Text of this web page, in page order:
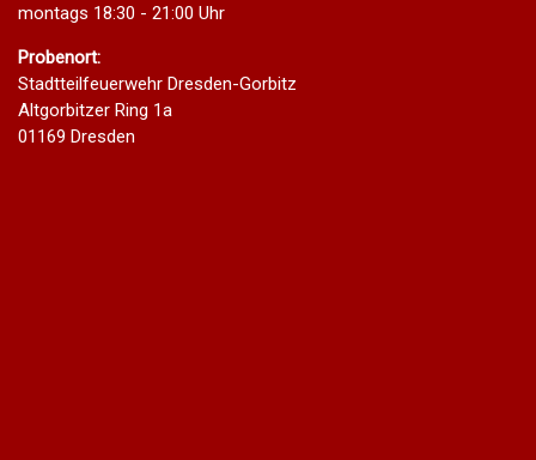
montags 18:30 - 21:00 Uhr
Probenort:
Stadtteilfeuerwehr Dresden-Gorbitz
Altgorbitzer Ring 1a
01169 Dresden